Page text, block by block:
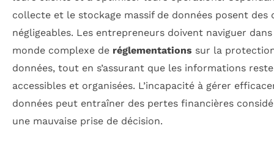
collecte et le stockage massif de données posent des
négligeables. Les entrepreneurs doivent naviguer
monde complexe de réglementations sur la
données, tout en s’assurant que les informations
accessibles et organisées. L’incapacité à gérer
données peut entraîner des pertes financières
une mauvaise prise de décision.